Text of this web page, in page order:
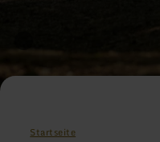
Startseite